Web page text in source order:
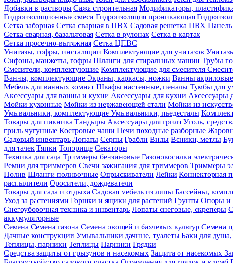
Добавки в растворы Сажа строительная Модификаторы,
Гидроизоляционные смеси Гидроизоляция проникающая
Сетка заборная Сетка сварная в ПВХ Садовая решетка ПВХ Панель
Сетка сварная, базальтовая Сетка в рулонах Сетка в картах
Сетка просечно-вытяжная Сетка ЦПВС
Унитазы, гофры, инсталяции Комплектующие для унитазов
Сифоны, манжеты, гофры Шланги для стиральных машин Трубы
Смесители, комплектующие Комплектующие для смесителя
Ванны, комплектующие Экраны, каркасы, ножки Ванны акриловые
Мебель для ванных комнат Шкафы настенные, пеналы Тумбы для
Аксессуары для ванны и кухни Аксессуары для кухни Аксессуары
Мойки кухонные Мойки из нержавеющей стали Мойки из
Умывальники, комплектующие Умывальники, пьедесталы
Товары для пикника Тандыры Аксессуары для гриля Уголь,
гриль чугунные Костровые чаши Печи походные разборные
Садовый инвентарь Лопаты Серпы Грабли Вилы Веники, метлы
для тачек Тяпки Топорище Секаторы
Техника для сада Триммеры бензиновые Газонокосилки
Ремни для триммеров Свечи зажигания для триммеров Триммеры
Полив Шланги поливочные Опрыскиватели Лейки Коннекторная
распылители Оросители, дождеватели
Товары для сада и отдыха Садовая мебель из липы Бассейны,
Уход за растениями Горшки и ящики для растений Грунты Опоры и
Снегоуборочная техника и инвентарь Лопаты снеговые, скреперы
аккумуляторные
Семена Семена газона Семена овощей и бахчевых культур Семена
Дачные конструкции Умывальники дачные, туалеты Баки для
Теплицы, парники Теплицы Парники Грядки
Средства защиты от грызунов и насекомых Защита от насекомых